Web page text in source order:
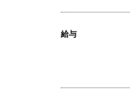
給与